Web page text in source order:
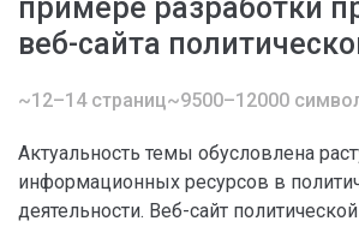
примере разработки
веб-сайта
~12–14 страниц~9500–12000
Актуальность темы обусловлена
информационных ресурсов в
деятельности. Веб-сайт